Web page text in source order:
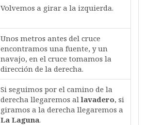
Volvemos a girar a la izquierda.
Unos metros antes del cruce
encontramos una fuente, y un
navajo, en el cruce tomamos la
dirección de la derecha.
Si seguimos por el camino de la
derecha llegaremos allavadero, si
giramos a la derecha llegaremos a
La Laguna.